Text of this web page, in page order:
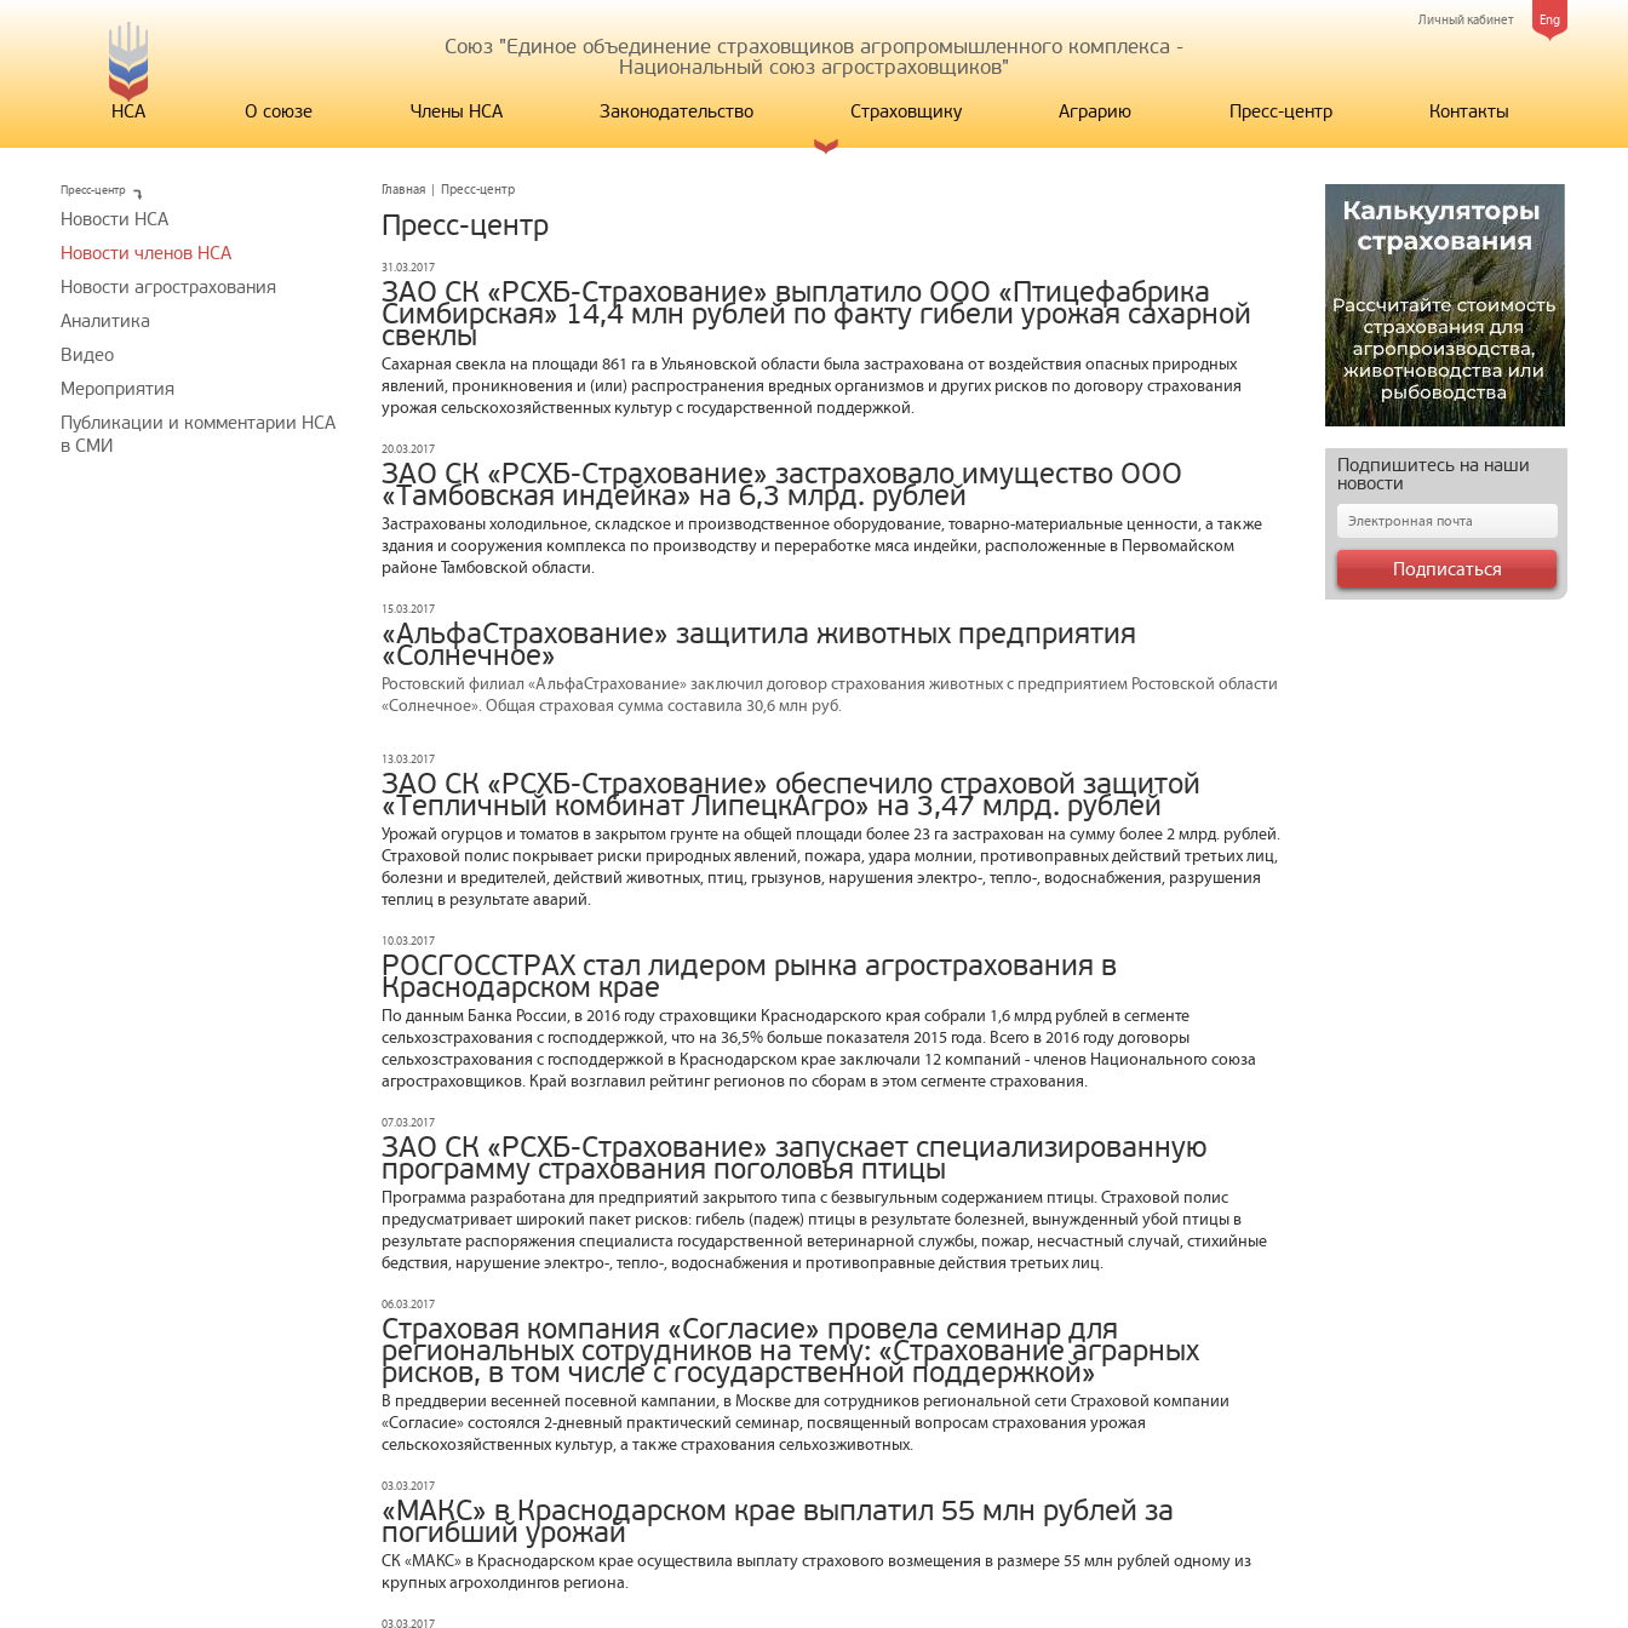
Eng
Личный кабинет
Союз "Единое объединение страховщиков агропромышленного комплекса -
Национальный союз агростраховщиков"
НСА О союзе Члены НСА Законодательство Страховщику Аграрию Пресс-центр Контакты
Главная | Пресс-центр
Пресс-центр
31.03.2017
ЗАО СК «РСХБ-Страхование» выплатило ООО «Птицефабрика
Симбирская» 14,4 млн рублей по факту гибели урожая сахарной
свеклы
Сахарная свекла на площади 861 га в Ульяновской области была застрахована от воздействия опасных природных
явлений, проникновения и (или) распространения вредных организмов и других рисков по договору страхования
урожая сельскохозяйственных культур с государственной поддержкой.
20.03.2017
ЗАО СК «РСХБ-Страхование» застраховало имущество ООО
«Тамбовская индейка» на 6,3 млрд. рублей
Застрахованы холодильное, складское и производственное оборудование, товарно-материальные ценности, а также
здания и сооружения комплекса по производству и переработке мяса индейки, расположенные в Первомайском
районе Тамбовской области.
15.03.2017
«АльфаСтрахование» защитила животных предприятия
«Солнечное»
Ростовский филиал «АльфаСтрахование» заключил договор страхования животных с предприятием Ростовской области
«Солнечное». Общая страховая сумма составила 30,6 млн руб.
13.03.2017
ЗАО СК «РСХБ-Страхование» обеспечило страховой защитой
«Тепличный комбинат ЛипецкАгро» на 3,47 млрд. рублей
Урожай огурцов и томатов в закрытом грунте на общей площади более 23 га застрахован на сумму более 2 млрд. рублей.
Страховой полис покрывает риски природных явлений, пожара, удара молнии, противоправных действий третьих лиц,
болезни и вредителей, действий животных, птиц, грызунов, нарушения электро-, тепло-, водоснабжения, разрушения
теплиц в результате аварий.
10.03.2017
РОСГОССТРАХ стал лидером рынка агрострахования в
Краснодарском крае
По данным Банка России, в 2016 году страховщики Краснодарского края собрали 1,6 млрд рублей в сегменте
сельхозстрахования с господдержкой, что на 36,5% больше показателя 2015 года. Всего в 2016 году договоры
сельхозстрахования с господдержкой в Краснодарском крае заключали 12 компаний - членов Национального союза
агростраховщиков. Край возглавил рейтинг регионов по сборам в этом сегменте страхования.
07.03.2017
ЗАО СК «РСХБ-Страхование» запускает специализированную
программу страхования поголовья птицы
Программа разработана для предприятий закрытого типа с безвыгульным содержанием птицы. Страховой полис
предусматривает широкий пакет рисков: гибель (падеж) птицы в результате болезней, вынужденный убой птицы в
результате распоряжения специалиста государственной ветеринарной службы, пожар, несчастный случай, стихийные
бедствия, нарушение электро-, тепло-, водоснабжения и противоправные действия третьих лиц.
06.03.2017
Страховая компания «Согласие» провела семинар для
региональных сотрудников на тему: «Страхование аграрных
рисков, в том числе с государственной поддержкой»
В преддверии весенней посевной кампании, в Москве для сотрудников региональной сети Страховой компании
«Согласие» состоялся 2-дневный практический семинар, посвященный вопросам страхования урожая
сельскохозяйственных культур, а также страхования сельхозживотных.
03.03.2017
«МАКС» в Краснодарском крае выплатил 55 млн рублей за
погибший урожай
СК «МАКС» в Краснодарском крае осуществила выплату страхового возмещения в размере 55 млн рублей одному из
крупных агрохолдингов региона.
03.03.2017
Пресс-центр
Новости НСА
Новости членов НСА
Новости агрострахования
Аналитика
Видео
Мероприятия
Публикации и комментарии НСА
в СМИ
Подпишитесь на наши
новости